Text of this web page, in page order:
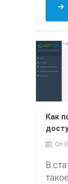
Как
On
В